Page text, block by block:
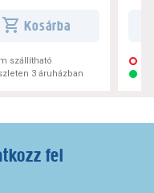
Kosárba
szállítható
3 áruházban
fel